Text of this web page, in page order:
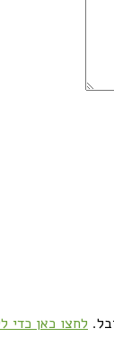
לחצו כאן כדי